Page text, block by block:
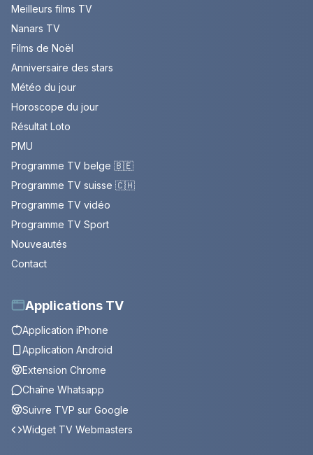
Meilleurs films TV
Nanars TV
Films de Noël
Anniversaire des stars
Météo du jour
Horoscope du jour
Résultat Loto
PMU
Programme TV belge 🇧🇪
Programme TV suisse 🇨🇭
Programme TV vidéo
Programme TV Sport
Nouveautés
Contact
Applications TV
Application iPhone
Application Android
Extension Chrome
Chaîne Whatsapp
Suivre TVP sur Google
Widget TV Webmasters